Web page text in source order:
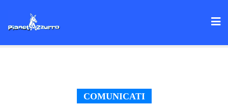
COMUNICATI